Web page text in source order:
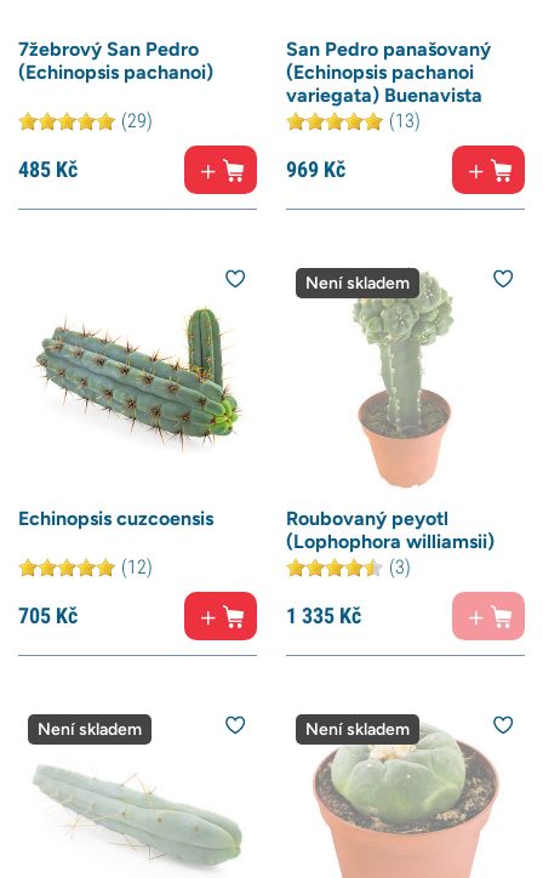
7žebrový San Pedro
(Echinopsis pachanoi)
(29)
485 Kč
San Pedro panašovaný
(Echinopsis pachanoi
variegata) Buenavista
(13)
969 Kč
Echinopsis cuzcoensis
(12)
705 Kč
Není skladem
Roubovaný peyotl
(Lophophora williamsii)
(3)
1 335 Kč
Není skladem Není skladem